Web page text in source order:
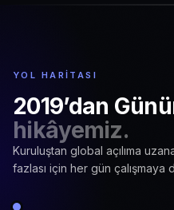
YOL HARITASI
2019’dan
hikâyemiz.
Kuruluştan global açılıma
fazlası için her gün çalışmaya